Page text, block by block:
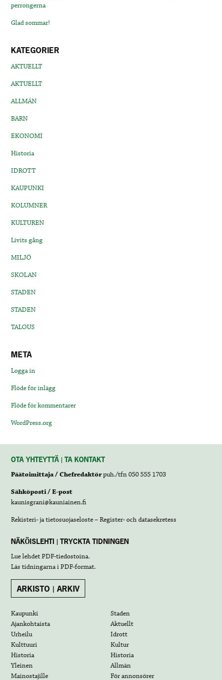
perrongerna
Glad sommar!
KATEGORIER
AKTUELLT
AKTUELLT
ALLMÄN
BARN
EKONOMI
Historia
IDROTT
KAUPUNKI
KOLUMNER
KULTUREN
Livits gång
MILJÖ
SKOLAN
STADEN
STADEN
TALOUS
META
Logga in
Flöde för inlägg
Flöde för kommentarer
WordPress.org
OTA YHTEYTTÄ | TA KONTAKT
Päätoimittaja / Chefredaktörpuh./tfn 050 555 1703
Sähköposti / E-post
kaunisgrani@kauniainen.fi
Rekisteri- ja tietosuojaseloste – Register- och datasekretess
NÄKÖISLEHTI | TRYCKTA TIDNINGEN
Lue lehdetPDF-tiedostoina.
Läs tidningarna iPDF-format.
ARKISTO | ARKIV
Kaupunki
Staden
Ajankohtaista
Aktuellt
Urheilu
Idrott
Kulttuuri
Kultur
Historia
Historia
Yleinen
Allmän
Mainostajille
För annonsörer